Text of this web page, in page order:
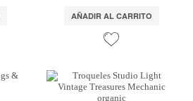
AÑADIR AL CARRITO